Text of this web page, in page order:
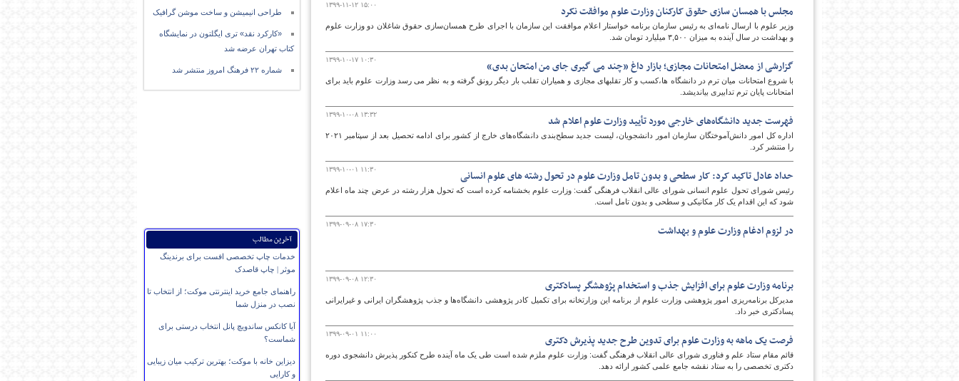
طراحی انیمیشن و ساخت موشن گرافیک
«کارکرد نقد» تری ایگلتون در نمایشگاه
کتاب تهران عرضه شد
شماره ۲۲ فرهنگ امروز منتشر شد
آخرین مطالب
خدمات چاپ تخصصی افست برای برندینگ
موثر | چاپ قاصدک
راهنمای جامع خرید اینترنتی موکت؛ از انتخاب تا
نصب در منزل شما
آیا کانکس ساندویچ پانل انتخاب درستی برای
شماست؟
دیزاین خانه با موکت؛ بهترین ترکیب میان زیبایی
و کارایی
۱۳۹۹-۱۱-۱۲ ۱۵:۰۰ مجلس با همسان سازی حقوق کارکنان وزارت علوم موافقت نکرد
وزیر علوم با ارسال نامه‌ای به رئیس سازمان برنامه خواستار اعلام موافقت این سازمان با اجرای طرح همسان‌سازی حقوق شاغلان دو وزارت علوم
و بهداشت در سال آینده به میزان ۳,۵۰۰ میلیارد تومان شد.
۱۳۹۹-۱۰-۱۷ ۱۰:۳۰ گزارشی از معضل امتحانات مجازی؛ بازار داغ «چند می گیری جای من امتحان بدی»
با شروع امتحانات میان ترم در دانشگاه ها،کسب و کار تقلبهای مجازی و همیاران تقلب بار دیگر رونق گرفته و به نظر می رسد وزارت علوم باید برای
امتحانات پایان ترم تدابیری بیاندیشد.
۱۳۹۹-۱۰-۰۸ ۱۳:۳۲ فهرست جدید دانشگاه‌های خارجی مورد تأیید وزارت علوم اعلام شد
اداره کل امور دانش‌آموختگان سازمان امور دانشجویان، لیست جدید سطح‌بندی دانشگاه‌های خارج از کشور برای ادامه تحصیل بعد از سپتامبر ۲۰۲۱
را منتشر کرد.
۱۳۹۹-۱۰-۰۱ ۱۱:۳۰ حداد عادل تاکید کرد: کار سطحی و بدون تامل وزارت علوم در تحول رشته های علوم انسانی
رئیس شورای تحول علوم انسانی شورای عالی انقلاب فرهنگی گفت: وزارت علوم بخشنامه کرده است که تحول هزار رشته در عرض چند ماه اعلام
شود که این اقدام یک کار مکانیکی و سطحی و بدون تامل است.
۱۳۹۹-۰۹-۰۸ ۱۷:۳۰ در لزوم ادغام وزارت علوم و بهداشت
۱۳۹۹-۰۹-۰۸ ۱۲:۳۰ برنامه وزارت علوم برای افزایش جذب و استخدام پژوهشگر پسادکتری
مدیرکل برنامه‌ریزی امور پژوهشی وزارت علوم از برنامه این وزارتخانه برای تکمیل کادر پژوهشی دانشگاه‌ها و جذب پژوهشگران ایرانی و غیرایرانی
پسادکتری خبر داد.
۱۳۹۹-۰۹-۰۱ ۱۱:۰۰ فرصت یک ماهه به وزارت علوم برای تدوین طرح جدید پذیرش دکتری
قائم مقام ستاد علم و فناوری شورای عالی انقلاب فرهنگی گفت: وزارت علوم ملزم شده است طی یک ماه آینده طرح کنکور پذیرش دانشجوی دوره
دکتری تخصصی را به ستاد نقشه جامع علمی کشور ارائه دهد.